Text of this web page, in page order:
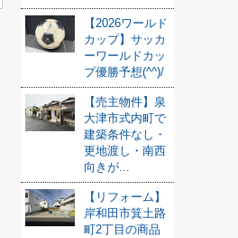
【2026ワールド
カップ】サッカ
ーワールドカッ
プ優勝予想(^^)/
【売主物件】泉
大津市式内町で
建築条件なし・
更地渡し・南西
向きが...
【リフォーム】
岸和田市箕土路
町2丁目の商品